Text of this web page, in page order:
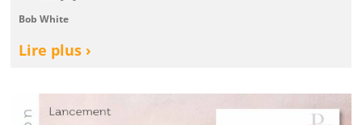
Bob White
Lire plus ›